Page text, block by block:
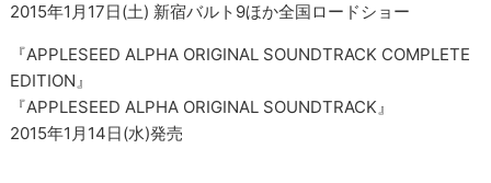
2015年1月17日(土) 新宿バルト9ほか全国ロードショー
『APPLESEED ALPHA ORIGINAL SOUNDTRACK COMPLETE
EDITION』
『APPLESEED ALPHA ORIGINAL SOUNDTRACK』
2015年1月14日(水)発売